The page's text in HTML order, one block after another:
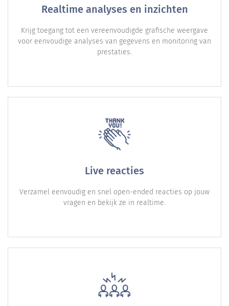
Realtime analyses en inzichten
Krijg toegang tot een vereenvoudigde grafische weergave
voor eenvoudige analyses van gegevens en monitoring van
prestaties.
Live reacties
Verzamel eenvoudig en snel open-ended reacties op jouw
vragen en bekijk ze in realtime.